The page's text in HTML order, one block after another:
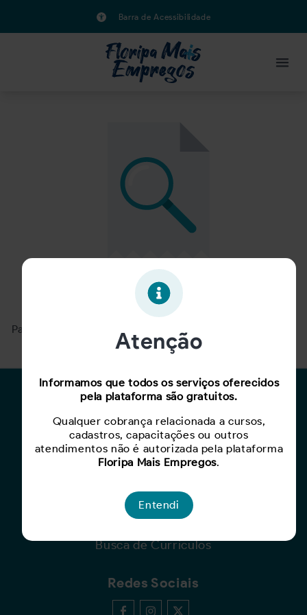
Barra de Acessibilidade
Oportunidade expirada!
Para ver mais, acesse a página
Para Candidatos
Busca de Oportunidades
Cadastro de Currículo
Capacite-se
Para Empresas
Busca de Currículos
Redes Sociais
Atenção
Informamos que todos os serviços oferecidos
pela plataforma são gratuitos.
Qualquer cobrança relacionada a cursos,
cadastros, capacitações ou outros
atendimentos não é autorizada pela plataforma
Floripa Mais Empregos.
Entendi